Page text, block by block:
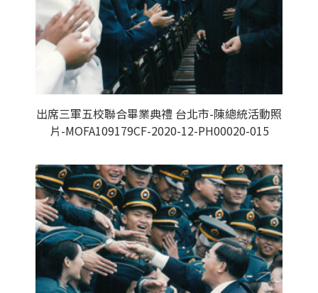
出席三軍五校聯合畢業典禮 台北市-陳總統活動照
片-MOFA109179CF-2020-12-PH00020-015